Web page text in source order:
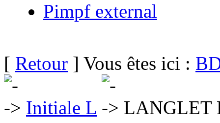
Pimpf
[ Retour ] Vous êtes ici :
Initiale L
LANGLET